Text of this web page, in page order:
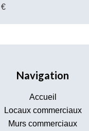
€
Navigation
Accueil
Locaux commerciaux
Murs commerciaux